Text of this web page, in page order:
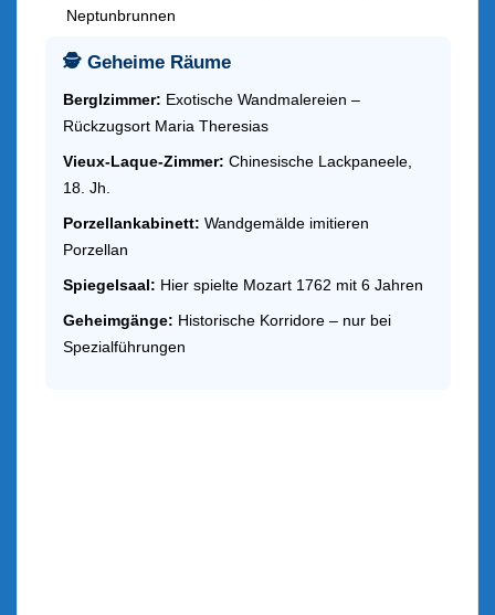
Neptunbrunnen
🕵️ Geheime Räume
Berglzimmer: Exotische Wandmalereien –
Rückzugsort Maria Theresias
Vieux-Laque-Zimmer: Chinesische Lackpaneele,
18. Jh.
Porzellankabinett: Wandgemälde imitieren
Porzellan
Spiegelsaal: Hier spielte Mozart 1762 mit 6 Jahren
Geheimgänge: Historische Korridore – nur bei
Spezialführungen